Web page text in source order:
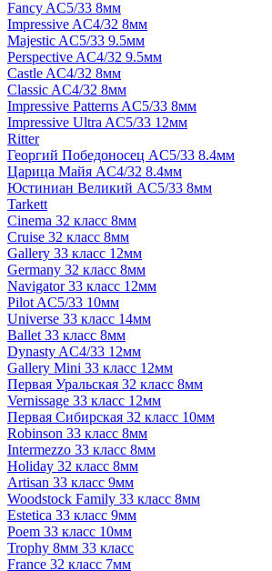
Fancy AC5/33 8мм
Impressive AC4/32 8мм
Majestic AC5/33 9.5мм
Perspective AC4/32 9.5мм
Castle AC4/32 8мм
Classic AC4/32 8мм
Impressive Patterns AC5/33 8мм
Impressive Ultra AC5/33 12мм
Ritter
Георгий Победоносец AC5/33 8.4мм
Царица Майя AC4/32 8.4мм
Юстиниан Великий AC5/33 8мм
Tarkett
Cinema 32 класс 8мм
Cruise 32 класс 8мм
Gallery 33 класс 12мм
Germany 32 класс 8мм
Navigator 33 класс 12мм
Pilot AC5/33 10мм
Universe 33 класс 14мм
Ballet 33 класс 8мм
Dynasty AC4/33 12мм
Gallery Mini 33 класс 12мм
Первая Уральская 32 класс 8мм
Vernissage 33 класс 12мм
Первая Сибирская 32 класс 10мм
Robinson 33 класс 8мм
Intermezzo 33 класс 8мм
Holiday 32 класс 8мм
Artisan 33 класс 9мм
Woodstock Family 33 класс 8мм
Estetica 33 класс 9мм
Poem 33 класс 10мм
Trophy 8мм 33 класс
France 32 класс 7мм